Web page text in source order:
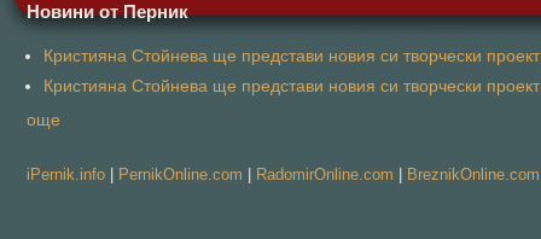
Новини от Перник
Кристияна Стойнева ще представи новия си творчески
Кристияна Стойнева ще представи новия си творчески
още
iPernik.info | PernikOnline.com | RadomirOnline.com | BreznikOnline.com